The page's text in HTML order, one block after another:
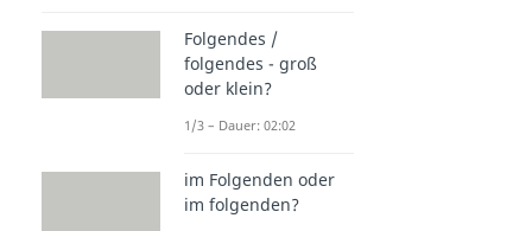
Folgendes /
folgendes - groß
oder klein?
1/3 – Dauer: 02:02
im Folgenden oder
im folgenden?